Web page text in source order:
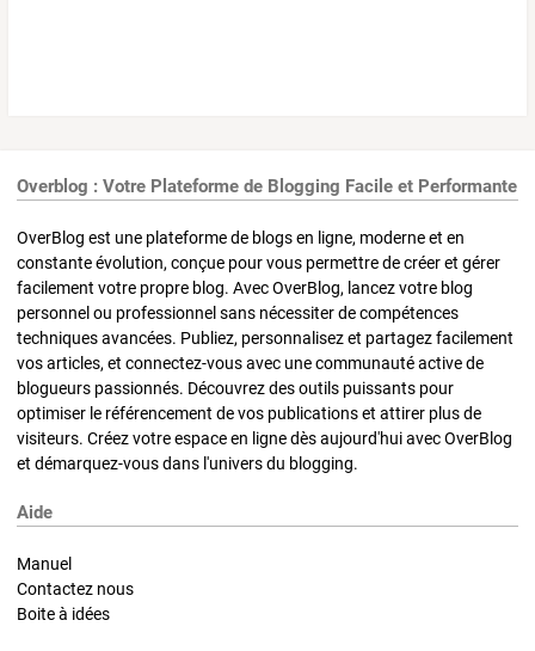
Overblog : Votre Plateforme de Blogging Facile et Performante
OverBlog est une plateforme de blogs en ligne, moderne et en
constante évolution, conçue pour vous permettre de créer et gérer
facilement votre propre blog. Avec OverBlog, lancez votre blog
personnel ou professionnel sans nécessiter de compétences
techniques avancées. Publiez, personnalisez et partagez facilement
vos articles, et connectez-vous avec une communauté active de
blogueurs passionnés. Découvrez des outils puissants pour
optimiser le référencement de vos publications et attirer plus de
visiteurs. Créez votre espace en ligne dès aujourd'hui avec OverBlog
et démarquez-vous dans l'univers du blogging.
Aide
Manuel
Contactez nous
Boite à idées